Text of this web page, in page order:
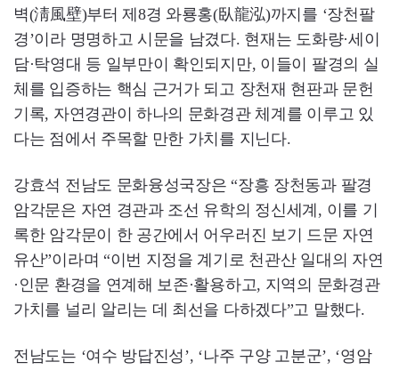
벽(淸風壁)부터 제8경 와룡홍(臥龍泓)까지를 ‘장천팔
경’이라 명명하고 시문을 남겼다. 현재는 도화량·세이
담·탁영대 등 일부만이 확인되지만, 이들이 팔경의 실
체를 입증하는 핵심 근거가 되고 장천재 현판과 문헌
기록, 자연경관이 하나의 문화경관 체계를 이루고 있
다는 점에서 주목할 만한 가치를 지닌다.
강효석 전남도 문화융성국장은 “장흥 장천동과 팔경
암각문은 자연 경관과 조선 유학의 정신세계, 이를 기
록한 암각문이 한 공간에서 어우러진 보기 드문 자연
유산”이라며 “이번 지정을 계기로 천관산 일대의 자연
·인문 환경을 연계해 보존·활용하고, 지역의 문화경관
가치를 널리 알리는 데 최선을 다하겠다”고 말했다.
전남도는 ‘여수 방답진성’, ‘나주 구양 고분군’, ‘영암